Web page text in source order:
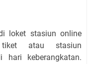
loket stasiun online
atau stasiun
hari keberangkatan.